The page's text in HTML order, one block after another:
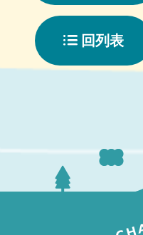
回列表